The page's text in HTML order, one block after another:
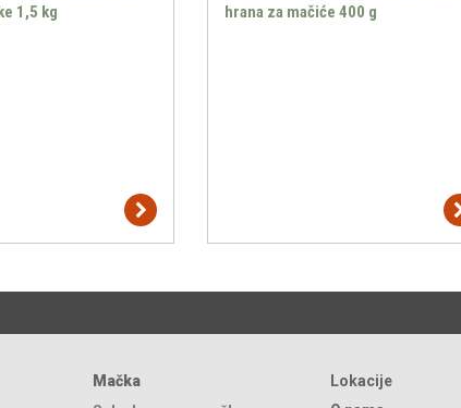
1,5 kg
hrana za mačiće 400 g
Mačka
Lokacije